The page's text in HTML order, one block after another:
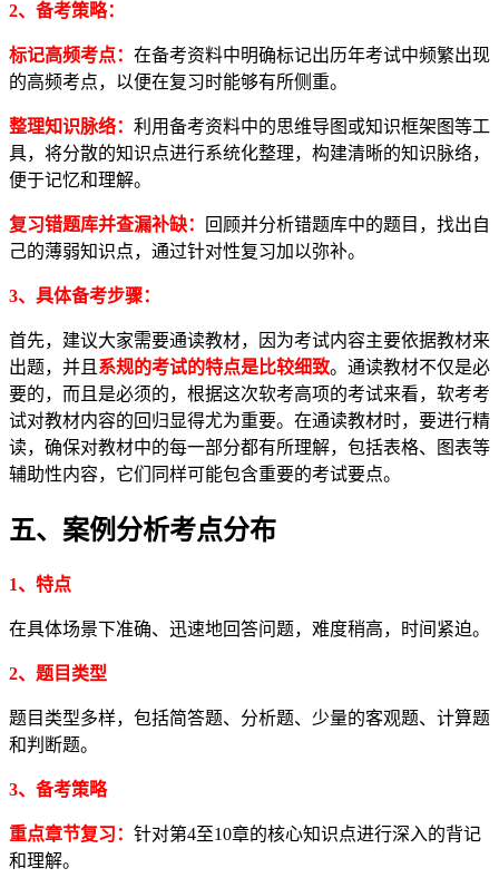
2、 备考策略：
标记高频考点： 在备考资料中明确标记出历年考试中频繁出现
的高频考点，以便在复习时能够有所侧重。
整理知识脉络： 利用备考资料中的思维导图或知识框架图等工
具，将分散的知识点进行系统化整理，构建清晰的知识脉络，
便于记忆和理解。
复习错题库并查漏补缺：
回顾并分析错题库中的题目，找出自
己的薄弱知识点，通过针对性复习加以弥补。
3、 具体备考步骤：
首先，建议大家需要通读教材，因为考试内容主要依据教材来
出题，并且 系规的考试的特点是比较细致。通读教材不仅是必
要的，而且是必须的，根据这次软考高项的考试来看，软考考
试对教材内容的回归显得尤为重要。在通读教材时，要进行精
读，确保对教材中的每一部分都有所理解，包括表格、图表等
辅助性内容，它们同样可能包含重要的考试要点。
五、案例分析考点分布
1、特点
在具体场景下准确、迅速地回答问题，难度稍高，时间紧迫。
2、题目类型
题目类型多样，包括简答题、分析题、少量的客观题、计算题
和判断题。
3、备考策略
重点章节复习： 针对第4至10章的核心知识点进行深入的背记
和理解。